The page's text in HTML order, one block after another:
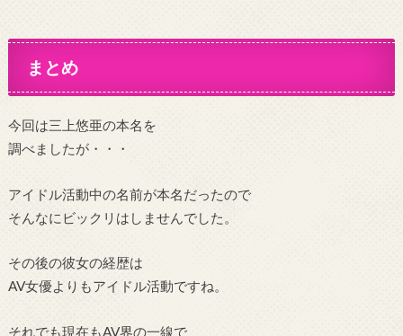
まとめ
今回は三上悠亜の本名を
調べましたが・・・
アイドル活動中の名前が本名だったので
そんなにビックリはしませんでした。
その後の彼女の経歴は
AV女優よりもアイドル活動ですね。
それでも現在もAV界の一線で